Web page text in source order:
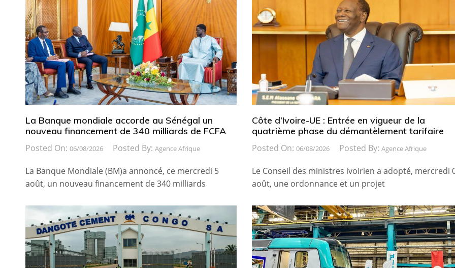
La Banque mondiale accorde au Sénégal un
nouveau financement de 340 milliards de FCFA
Posted On: 06/08/2026 Posted By: Agence Afrique
La Banque Mondiale (BM)a annoncé, ce mercredi 5
août, un nouveau financement de 340 milliards
Côte d’Ivoire-UE : Entrée en vigueur de la
quatrième phase du démantèlement tarifaire
Posted On: 06/08/2026 Posted By: Agence Afrique
Le Conseil des ministres ivoirien a adopté, mercredi
août, une ordonnance et un projet